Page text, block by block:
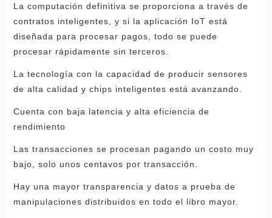
La computación definitiva se proporciona a través de
contratos inteligentes, y si la aplicación IoT está
diseñada para procesar pagos, todo se puede
procesar rápidamente sin terceros.
La tecnología con la capacidad de producir sensores
de alta calidad y chips inteligentes está avanzando.
Cuenta con baja latencia y alta eficiencia de
rendimiento
Las transacciones se procesan pagando un costo muy
bajo, solo unos centavos por transacción.
Hay una mayor transparencia y datos a prueba de
manipulaciones distribuidos en todo el libro mayor.